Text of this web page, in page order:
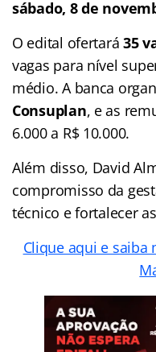
sábado, 8 de
O edital ofertará35
vagas para nível
médio. A banca
Consuplan, e as
6.000 a R$ 10.000.
Além disso, David
compromisso da
técnico e fortalecer
Clique aqui e saiba